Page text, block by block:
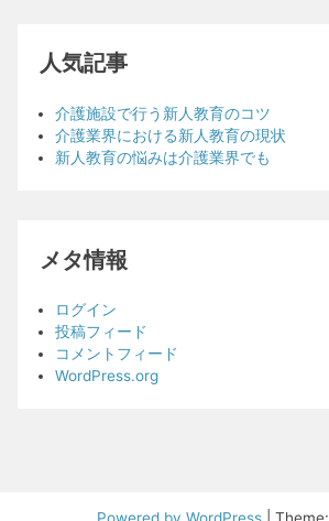
人気記事
介護施設で行う新人教育のコツ
介護業界における新人教育の現状
新人教育の悩みは介護業界でも
メタ情報
ログイン
投稿フィード
コメントフィード
WordPress.org